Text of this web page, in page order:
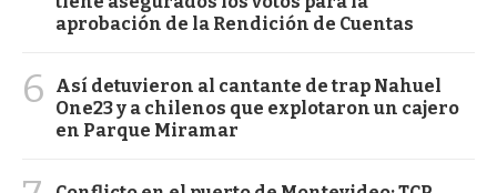
aprobación de la Rendición de Cuentas
6
Así detuvieron al cantante de trap Nahuel
One23 y a chilenos que explotaron un cajero
en Parque Miramar